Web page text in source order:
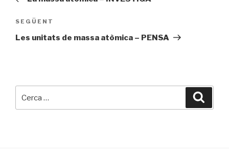
Entrada
següent
SEGÜENT
Les unitats de massa atòmica – PENSA